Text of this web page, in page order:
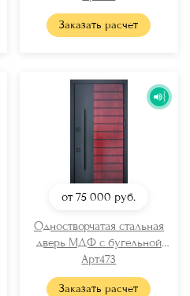
Заказать расчет
от 75 000 руб.
Одностворчатая стальная
дверь МДФ с бугельной
ручкой
Арт473
Заказать расчет